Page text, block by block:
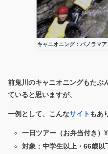
キャニオニング：パノラマ
前鬼川のキャニオニングもたぶ
ていると思いますが、
一例として、こんなサイト もあ
一日ツアー（お弁当付き）
対象：中学生以上・66歳以